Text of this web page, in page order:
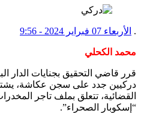
. الأربعاء 07 فبراير 2024 - 9:56
محمد الكحلي
دركيين جدد على سجن عكاشة،
القضائية، تتعلق بملف تاجر
“إسكوبار الصحراء”.